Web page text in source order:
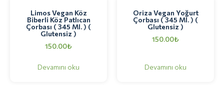
Limos Vegan Köz
Biberli Köz Patlıcan
Çorbası ( 345 Ml. ) (
Glutensiz )
150.00₺
Devamını oku
Oriza Vegan Yoğurt
Çorbası ( 345 Ml. ) (
Glutensiz )
150.00₺
Devamını oku